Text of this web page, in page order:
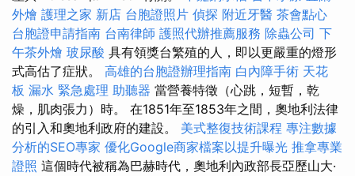
外燴 護理之家 新店 台胞證照片 偵探 附近牙醫 茶會點心
台胞證申請指南 台南律師 護照代辦推薦服務 除蟲公司 下
午茶外燴 玻尿酸 具有領獎台繁殖的人，即以更嚴重的燈形
式高估了症狀。 高雄的台胞證辦理指南 白內障手術 天花
板 漏水 緊急處理 助聽器 當營養特徵（心跳，短暫，乾
燥，肌肉張力）時。 在1851年至1853年之間，奧地利法律
的引入和奧地利政府的建設。 美式整復技術課程 專注數據
分析的SEO專家 優化Google商家檔案以提升曝光 推拿專業
證照 這個時代被稱為巴赫時代，奧地利內政部長亞歷山大·